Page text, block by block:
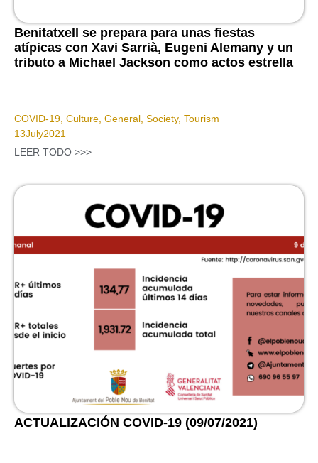
Benitatxell se prepara para unas fiestas
atípicas con Xavi Sarrià, Eugeni Alemany y un
tributo a Michael Jackson como actos estrella
COVID-19 Culture General Society, Tourism
13July2021
LEER TODO >>>
ACTUALIZACIÓN COVID-19 (09/07/2021)